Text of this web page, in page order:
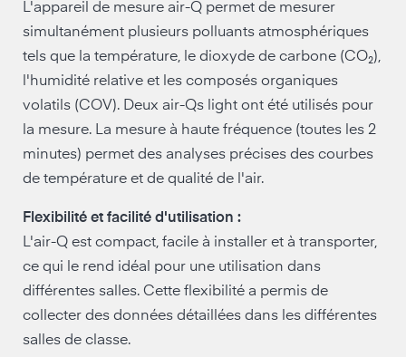
L'appareil de mesure air-Q permet de mesurer
simultanément plusieurs polluants atmosphériques
tels que la température, le dioxyde de carbone (CO₂),
l'humidité relative et les composés organiques
volatils (COV). Deux air-Qs light ont été utilisés pour
la mesure. La mesure à haute fréquence (toutes les 2
minutes) permet des analyses précises des courbes
de température et de qualité de l'air.
Flexibilité et facilité d'utilisation :
L'air-Q est compact, facile à installer et à transporter,
ce qui le rend idéal pour une utilisation dans
différentes salles. Cette flexibilité a permis de
collecter des données détaillées dans les différentes
salles de classe.